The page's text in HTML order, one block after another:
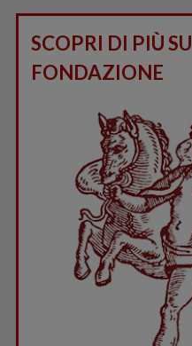
SCOPRI DI PIÙ SU
FONDAZIONE